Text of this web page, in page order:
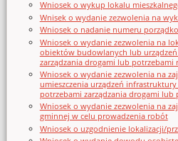
Wniosek o wykup lokalu
Wnisek o wydanie zezwolenia na
Wniosek o nadanie numeru
Wniosek o wydanie zezwolenia na
obiektów budowlanych lub
zarządzania drogami lub
Wniosek o wydanie zezwolenia na
umieszczenia urządzeń
potrzebami zarządzania drogami
Wniosek o wydanie zezwolenia na
gminnej w celu prowadzenia robót
Wniosek o uzgodnienie lokalizacji/